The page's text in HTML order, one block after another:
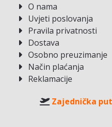
O nama
Uvjeti poslovanja
Pravila privatnosti
Dostava
Osobno preuzimanje
Način plaćanja
Reklamacije
Zajednička